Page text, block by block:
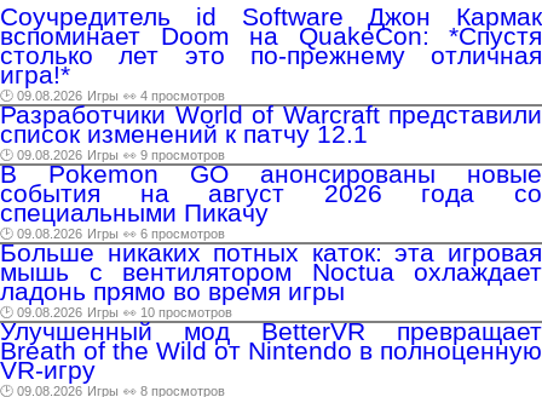
Соучредитель id Software Джон Кармак
вспоминает Doom на QuakeCon: *Спустя
столько лет это по-прежнему отличная
игра!*
🕑 09.08.2026 Игры 👀 4 просмотров
Разработчики World of Warcraft представили
список изменений к патчу 12.1
🕑 09.08.2026 Игры 👀 9 просмотров
В Pokemon GO анонсированы новые
события на август 2026 года со
специальными Пикачу
🕑 09.08.2026 Игры 👀 6 просмотров
Больше никаких потных каток: эта игровая
мышь с вентилятором Noctua охлаждает
ладонь прямо во время игры
🕑 09.08.2026 Игры 👀 10 просмотров
Улучшенный мод BetterVR превращает
Breath of the Wild от Nintendo в полноценную
VR-игру
🕑 09.08.2026 Игры 👀 8 просмотров